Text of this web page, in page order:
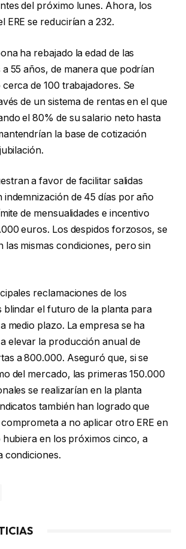
del próximo lunes. Ahora, los
ERE se reducirían a 232.
ha rebajado la edad de las
55 años, de manera que podrían
de 100 trabajadores. Se
de un sistema de rentas en el que
el 80% de su salario neto hasta
la base de cotización
a favor de facilitar salidas
de 45 días por año
de mensualidades e incentivo
euros. Los despidos forzosos, se
las mismas condiciones, pero sin
reclamaciones de los
blindar el futuro de la planta para
medio plazo. La empresa se ha
elevar la producción anual de
a 800.000. Aseguró que, si se
del mercado, las primeras 150.000
se realizarían en la planta
también han logrado que
a no aplicar otro ERE en
hubiera en los próximos cinco, a
condiciones.